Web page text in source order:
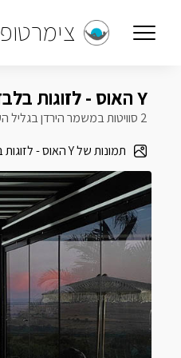
צימרטופ
Y האוס - לזוגות בלבד
2 סוויטות במשמר הירדן בגליל העליון
תמונות של Y האוס - לזוגות בלבד